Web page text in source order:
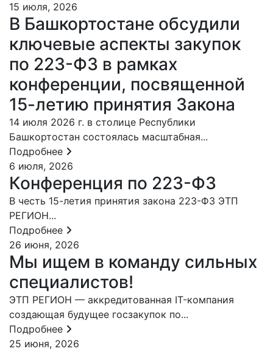
15 июля, 2026
В Башкортостане обсудили
ключевые аспекты закупок
по 223-ФЗ в рамках
конференции, посвященной
15-летию принятия Закона
14 июля 2026 г. в столице Республики
Башкортостан состоялась масштабная...
Подробнее
6 июля, 2026
Конференция по 223-ФЗ
В честь 15-летия принятия закона 223-ФЗ ЭТП
РЕГИОН...
Подробнее
26 июня, 2026
Мы ищем в команду сильных
специалистов!
ЭТП РЕГИОН — аккредитованная IT-компания
создающая будущее госзакупок по...
Подробнее
25 июня, 2026